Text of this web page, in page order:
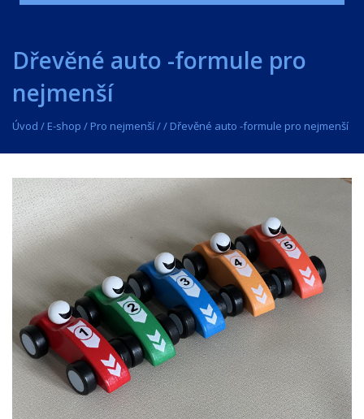
Dřevěné auto -formule pro
nejmenší
Úvod / E-shop / Pro nejmenší// Dřevěné auto -formule pro nejmenší